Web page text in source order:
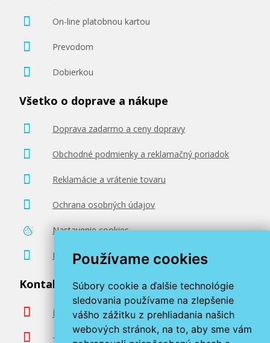
Používame cookies
Súbory cookie a ďalšie technológie
sledovania používame na zlepšenie
vášho zážitku z prehliadania našich
webových stránok, na to, aby sme vám
On-line platobnou kartou
Prevodom
Dobierkou
Všetko o doprave a nákupe
Doprava zadarmo a ceny dopravy
Obchodné podmienky a reklamačný poriadok
Reklamácie a vrátenie tovaru
Ochrana osobných údajov
Nastavenie cookies
Poradenstvo zadarmo
Kontaktujte nás
info@miroluk.sk
+420 377 222 313